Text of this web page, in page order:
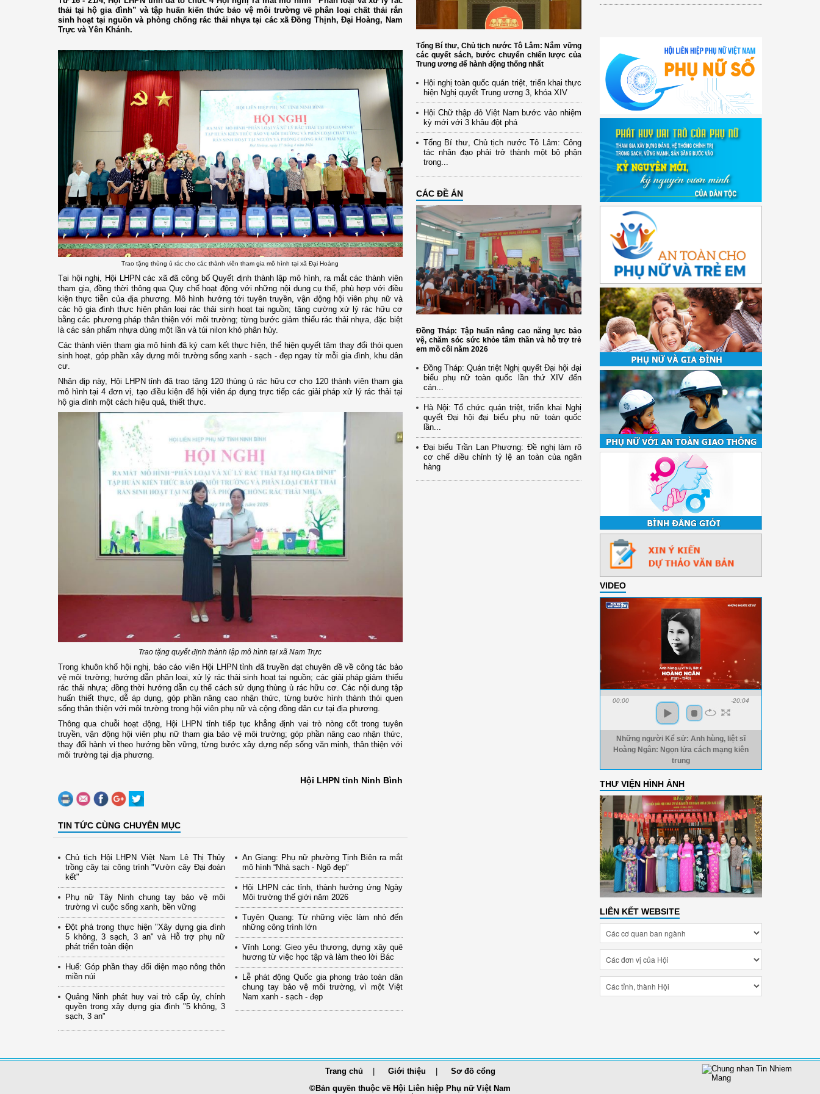
thải tại hộ gia đình” và tập huấn kiến thức bảo vệ môi trường về phân loại chất thải rắn
sinh hoạt tại nguồn và phòng chống rác thải nhựa tại các xã Đồng Thịnh, Đại Hoàng, Nam
Trực và Yên Khánh.
Trao tặng thùng ủ rác cho các thành viên tham gia mô hình tại xã Đại Hoàng
Tại hội nghị, Hội LHPN các xã đã công bố Quyết định thành lập mô hình, ra mắt các thành viên
tham gia, đồng thời thông qua Quy chế hoạt động với những nội dung cụ thể, phù hợp với điều
kiện thực tiễn của địa phương. Mô hình hướng tới tuyên truyền, vận động hội viên phụ nữ và
các hộ gia đình thực hiện phân loại rác thải sinh hoạt tại nguồn; tăng cường xử lý rác hữu cơ
bằng các phương pháp thân thiện với môi trường; từng bước giảm thiểu rác thải nhựa, đặc biệt
là các sản phẩm nhựa dùng một lần và túi nilon khó phân hủy.
Các thành viên tham gia mô hình đã ký cam kết thực hiện, thể hiện quyết tâm thay đổi thói quen
sinh hoạt, góp phần xây dựng môi trường sống xanh - sạch - đẹp ngay từ mỗi gia đình, khu dân
cư.
Nhân dịp này, Hội LHPN tỉnh đã trao tặng 120 thùng ủ rác hữu cơ cho 120 thành viên tham gia
mô hình tại 4 đơn vị, tạo điều kiện để hội viên áp dụng trực tiếp các giải pháp xử lý rác thải tại
hộ gia đình một cách hiệu quả, thiết thực.
Trao tặng quyết định thành lập mô hình tại xã Nam Trực
Trong khuôn khổ hội nghị, báo cáo viên Hội LHPN tỉnh đã truyền đạt chuyên đề về công tác bảo
vệ môi trường; hướng dẫn phân loại, xử lý rác thải sinh hoạt tại nguồn; các giải pháp giảm thiểu
rác thải nhựa; đồng thời hướng dẫn cụ thể cách sử dụng thùng ủ rác hữu cơ. Các nội dung tập
huấn thiết thực, dễ áp dụng, góp phần nâng cao nhận thức, từng bước hình thành thói quen
sống thân thiện với môi trường trong hội viên phụ nữ và cộng đồng dân cư tại địa phương.
Thông qua chuỗi hoạt động, Hội LHPN tỉnh tiếp tục khẳng định vai trò nòng cốt trong tuyên
truyền, vận động hội viên phụ nữ tham gia bảo vệ môi trường; góp phần nâng cao nhận thức,
thay đổi hành vi theo hướng bền vững, từng bước xây dựng nếp sống văn minh, thân thiện với
môi trường tại địa phương.
Hội LHPN tỉnh Ninh Bình
TIN TỨC CÙNG CHUYÊN MỤC
Chủ tịch Hội LHPN Việt Nam Lê Thị Thủy
trồng cây tại công trình "Vườn cây Đại đoàn
kết"
Phụ nữ Tây Ninh chung tay bảo vệ môi
trường vì cuộc sống xanh, bền vững
Đột phá trong thực hiện "Xây dựng gia đình
5 không, 3 sạch, 3 an" và Hỗ trợ phụ nữ
phát triển toàn diện
Huế: Góp phần thay đổi diện mạo nông thôn
miền núi
Quảng Ninh phát huy vai trò cấp ủy, chính
quyền trong xây dựng gia đình "5 không, 3
sạch, 3 an"
An Giang: Phụ nữ phường Tịnh Biên ra mắt
mô hình “Nhà sạch - Ngõ đẹp”
Hội LHPN các tỉnh, thành hưởng ứng Ngày
Môi trường thế giới năm 2026
Tuyên Quang: Từ những việc làm nhỏ đến
những công trình lớn
Vĩnh Long: Gieo yêu thương, dựng xây quê
hương từ việc học tập và làm theo lời Bác
Lễ phát động Quốc gia phong trào toàn dân
chung tay bảo vệ môi trường, vì một Việt
Nam xanh - sạch - đẹp
Tổng Bí thư, Chủ tịch nước Tô Lâm: Nắm vững
các quyết sách, bước chuyển chiến lược của
Trung ương để hành động thống nhất
Hội nghị toàn quốc quán triệt, triển khai thực
hiện Nghị quyết Trung ương 3, khóa XIV
Hội Chữ thập đỏ Việt Nam bước vào nhiệm
kỳ mới với 3 khâu đột phá
Tổng Bí thư, Chủ tịch nước Tô Lâm: Công
tác nhân đạo phải trở thành một bộ phận
trong...
CÁC ĐỀ ÁN
Đồng Tháp: Tập huấn nâng cao năng lực bảo
vệ, chăm sóc sức khỏe tâm thần và hỗ trợ trẻ
em mồ côi năm 2026
Đồng Tháp: Quán triệt Nghị quyết Đại hội đại
biểu phụ nữ toàn quốc lần thứ XIV đến
cán...
Hà Nội: Tổ chức quán triệt, triển khai Nghị
quyết Đại hội đại biểu phụ nữ toàn quốc
lần...
Đại biểu Trần Lan Phương: Đề nghị làm rõ
cơ chế điều chỉnh tỷ lệ an toàn của ngân
hàng
VIDEO
00:00 -20:04
Những người Kể sử: Anh hùng, liệt sĩ
Hoàng Ngân: Ngọn lửa cách mạng kiên
trung
THƯ VIỆN HÌNH ẢNH
LIÊN KẾT WEBSITE
Trang chủ Giới thiệu
Sơ đồ cổng
©Bản quyền thuộc về Hội Liên hiệp Phụ nữ Việt Nam